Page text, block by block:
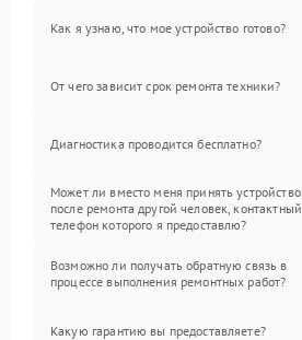
Как я узнаю, что мое устройство готово?
От чего зависит срок ремонта техники?
Диагностика проводится бесплатно?
Может ли вместо меня принять устройство
после ремонта другой человек, контактный
телефон которого я предоставлю?
Возможно ли получать обратную связь в
процессе выполнения ремонтных работ?
Какую гарантию вы предоставляете?